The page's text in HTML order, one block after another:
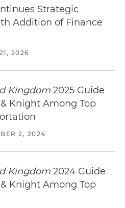
Strategic
Addition of Finance
2026
Kingdom 2025 Guide
Knight Among Top
2, 2024
Kingdom 2024 Guide
Knight Among Top